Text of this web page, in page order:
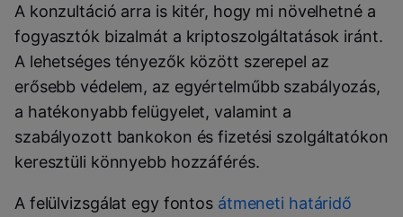
A konzultáció arra is kitér, hogy mi növelhetné a
fogyasztók bizalmát a kriptoszolgáltatások iránt.
A lehetséges tényezők között szerepel az
erősebb védelem, az egyértelműbb szabályozás,
a hatékonyabb felügyelet, valamint a
szabályozott bankokon és fizetési szolgáltatókon
keresztüli könnyebb hozzáférés.
A felülvizsgálat egy fontos átmeneti határidő